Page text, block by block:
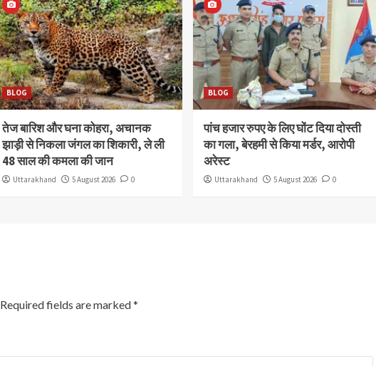
BLOG
तेज बारिश और घना कोहरा, अचानक
झाड़ी से निकला जंगल का शिकारी, ले ली
48 साल की कमला की जान
Uttarakhand 5 August 2026 0
BLOG
पांच हजार रुपए के लिए घोंट दिया दोस्ती
का गला, बेरहमी से किया मर्डर, आरोपी
अरेस्ट
Uttarakhand 5 August 2026 0
Required fields are marked*